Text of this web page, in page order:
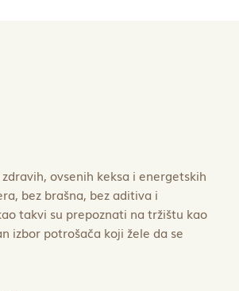
ovsenih keksa i energetskih
bez brašna, bez aditiva i
takvi su prepoznati na tržištu kao
izbor potrošača koji žele da se